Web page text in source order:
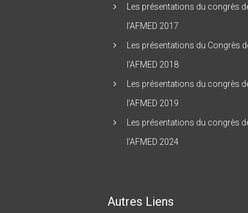
Les présentations du congrès
l’AFMED 2017
Les présentations du Congrès
l’AFMED 2018
Les présentations du congrès
l’AFMED 2019
Les présentations du congrès
l’AFMED 2024
Autres Liens